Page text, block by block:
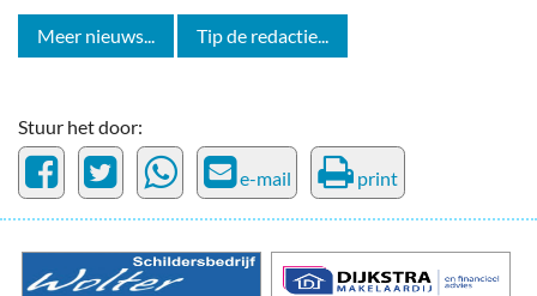
Meer nieuws... Tip de redactie...
Stuur het door:
e-mail print